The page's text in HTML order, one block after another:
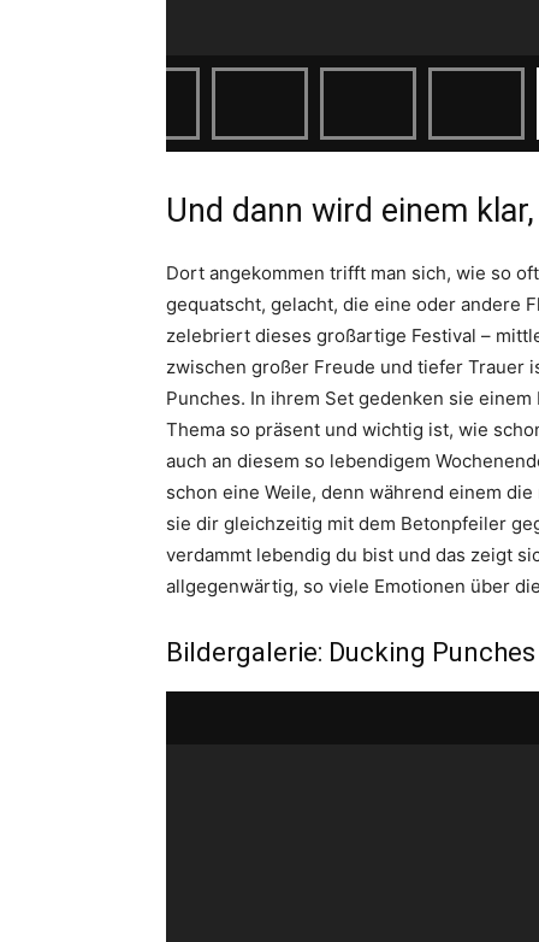
Und dann wird einem
Dort angekommen trifft man sich, wie so
gequatscht, gelacht, die eine oder andere
zelebriert dieses großartige Festival –
zwischen großer Freude und tiefer Trauer
Punches. In ihrem Set gedenken sie
Thema so präsent und wichtig ist, wie
auch an diesem so lebendigem
schon eine Weile, denn während einem
sie dir gleichzeitig mit dem Betonpfeiler
verdammt lebendig du bist und das zeigt
allgegenwärtig, so viele Emotionen über
Bildergalerie: Ducking Punches